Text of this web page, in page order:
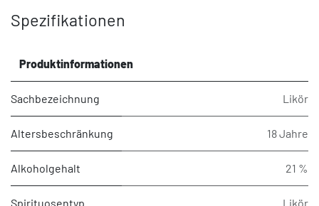
Spezifikationen
Produktinformationen
Sachbezeichnung Likör
Altersbeschränkung 18 Jahre
Alkoholgehalt 21 %
Spirituosentyp Likör